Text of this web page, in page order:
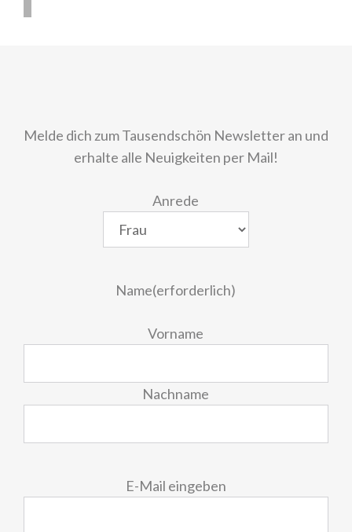
Melde dich zum Tausendschön Newsletter an und
erhalte alle Neuigkeiten per Mail!
Anrede
Name(erforderlich)
Vorname
Nachname
E-Mail eingeben